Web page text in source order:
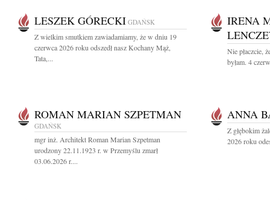
LESZEK GÓRECKI GDAŃSK
Z wielkim smutkiem zawiadamiamy, że w dniu 19
czerwca 2026 roku odszedł nasz Kochany Mąż,
Tata,...
IRENA
Nie płaczcie,
byłam. 4
ROMAN MARIAN SZPETMAN
GDAŃSK
mgr inż. Architekt Roman Marian Szpetman
urodzony 22.11.1923 r. w Przemyślu zmarł
03.06.2026 r....
ANNA
Z głębokim
2026 roku